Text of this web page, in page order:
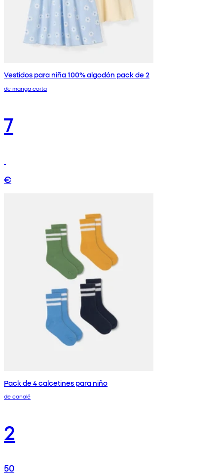
Vestidos para niña 100% algodón pack de 2
de manga corta
7
€
Pack de 4 calcetines para niño
de canalé
2
50